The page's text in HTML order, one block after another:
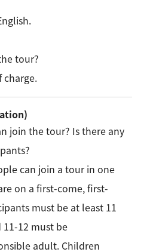
tour?
charge.
join the tour? Is there any
can join a tour in one
on a first-come, first-
must be at least 11
12 must be
adult. Children